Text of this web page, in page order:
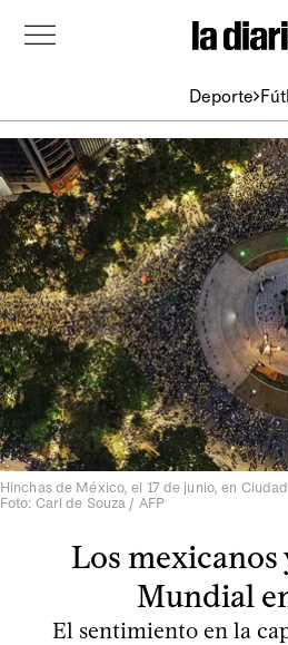
Deporte
Hinchas de México, el 17 de junio, en
Foto: Carl de Souza / AFP
Los mexicanos
Mundial
El sentimiento en la